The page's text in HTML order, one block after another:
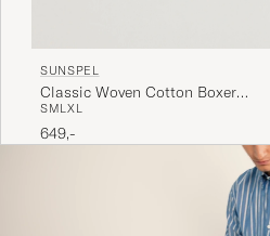
SUNSPEL
Classic Woven Cotton Boxer
Shorts White
SMLXL
649,-